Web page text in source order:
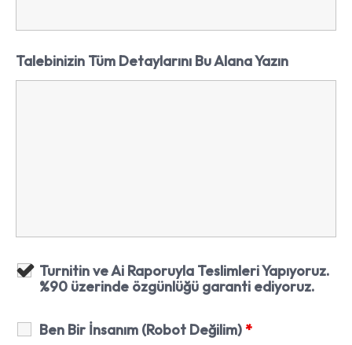
Talebinizin Tüm Detaylarını Bu Alana Yazın
Turnitin ve Ai Raporuyla Teslimleri Yapıyoruz.
%90 üzerinde özgünlüğü garanti ediyoruz.
Ben Bir İnsanım (Robot Değilim)*